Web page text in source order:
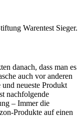
Warentest Sieger.
danach, dass man es
auch vor anderen
neueste Produkt
nachfolgende
– Immer die
Produkte auf einen